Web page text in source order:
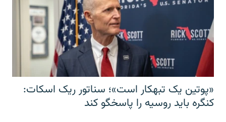
«پوتین یک تبهکار است»؛ سناتور ریک اسکات:
کنگره باید روسیه را پاسخگو کند